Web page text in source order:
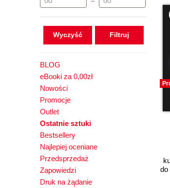
Wyczyść
BLOG
eBooki za 0,00zł
Nowości
Promocje
Outlet
Ostatnie sztuki
Bestsellery
Najlepiej oceniane
Przedsprzedaż
Zapowiedzi
Druk na żądanie
do